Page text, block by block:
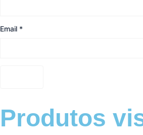
Email *
Produtos